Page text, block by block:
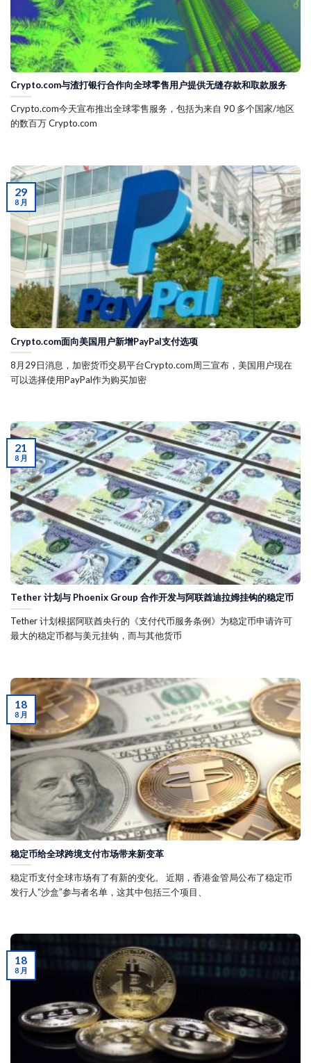
Crypto.com与渣打银行合作向全球零售用户提供无缝存款和取款服务
Crypto.com今天宣布推出全球零售服务，包括为来自 90 多个国家/地区
的数百万 Crypto.com
Crypto.com面向美国用户新增PayPal支付选项
8月29日消息，加密货币交易平台Crypto.com周三宣布，美国用户现在
可以选择使用PayPal作为购买加密
29
8 月
Tether 计划与 Phoenix Group 合作开发与阿联酋迪拉姆挂钩的稳定币
Tether 计划根据阿联酋央行的《支付代币服务条例》为稳定币申请许可
最大的稳定币都与美元挂钩，而与其他货币
21
8 月
稳定币给全球跨境支付市场带来新变革
稳定币支付全球市场有了有新的变化。 近期，香港金管局公布了稳定币
发行人“沙盒”参与者名单，这其中包括三个项目、
18
8 月
18
8 月